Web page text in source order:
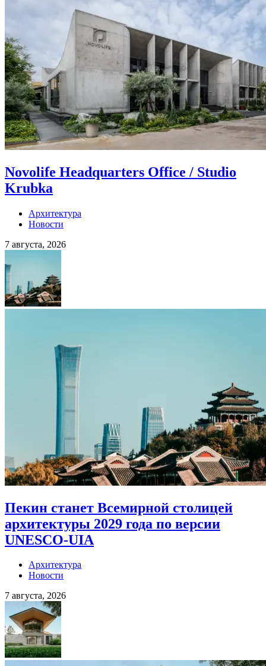
Novolife Headquarters Office / Studio
Krubka
Архитектура
Новости
7 августа, 2026
Пекин станет Всемирной столицей
архитектуры 2029 года по версии
UNESCO-UIA
Архитектура
Новости
7 августа, 2026